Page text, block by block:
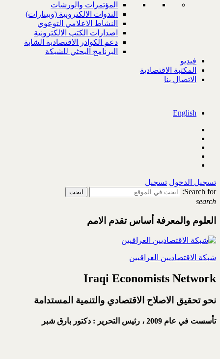
المؤتمرات والورشات
الندوات الالكترونية (وبينارات)
النشاط الاعلامي التوعوي
اصدارات الكتب الالكترونية
دعم الكوادر الاقتصادية الشابة
البرنامج البحثي للشبكة
فيديو
المكتبة الاقتصادية
الاتصال بنا
English
تسجيل الدخول تسجيل
Search for:
search
العلوم والمعرفة أساس تقدم الامم
شبكة الاقتصاديين العراقيين
Iraqi Economists Network
نحو تحقيق الاصلاح الاقتصادي والتنمية المستدامة
تأسست في عام 2009 ، رئيس التحرير : دكتور بارق شبر